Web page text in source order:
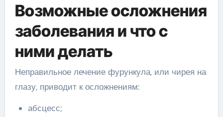
Возможные осложнения
заболевания и что с
ними делать
Неправильное лечение фурункула, или чирея на
глазу, приводит к осложнениям:
абсцесс;